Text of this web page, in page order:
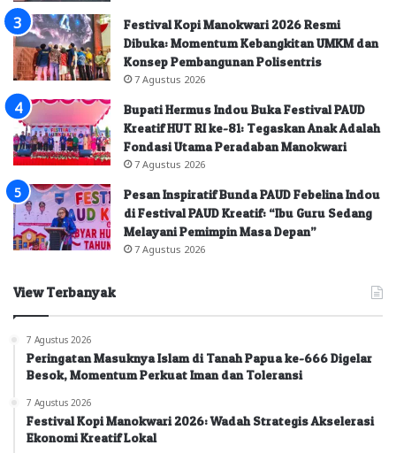
Festival Kopi Manokwari 2026 Resmi
Dibuka: Momentum Kebangkitan UMKM dan
Konsep Pembangunan Polisentris
7 Agustus 2026
Bupati Hermus Indou Buka Festival PAUD
Kreatif HUT RI ke-81: Tegaskan Anak Adalah
Fondasi Utama Peradaban Manokwari
7 Agustus 2026
Pesan Inspiratif Bunda PAUD Febelina Indou
di Festival PAUD Kreatif: “Ibu Guru Sedang
Melayani Pemimpin Masa Depan”
7 Agustus 2026
View Terbanyak
7 Agustus 2026
Peringatan Masuknya Islam di Tanah Papua ke-666 Digelar
Besok, Momentum Perkuat Iman dan Toleransi
7 Agustus 2026
Festival Kopi Manokwari 2026: Wadah Strategis Akselerasi
Ekonomi Kreatif Lokal